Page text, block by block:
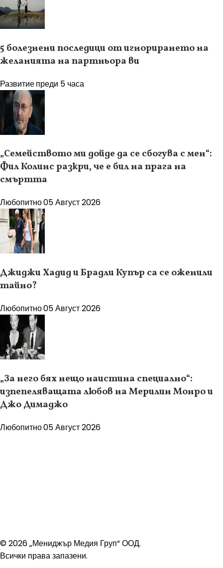
5 болезнени последици от игнорирането на
желанията на партньора ви
Развитиепреди 5 часа
„Семейството ми дойде да се сбогува с мен“:
Фил Колинс разкри, че е бил на прага на
смъртта
Любопитно05 Август 2026
Джиджи Хадид и Брадли Купър са се оженили
тайно?
Любопитно05 Август 2026
„За него бях нещо наистина специално“:
изпепеляващата любов на Мерилин Монро и
Джо Димаджо
Любопитно05 Август 2026
© 2026 „Мениджър Медия Груп“ ООД.
Всички права запазени.